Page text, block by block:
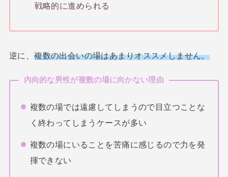
戦略的に進められる
逆に、複数の出会いの場はあまりオススメしません。
内向的な男性が複数の場に向かない理由
複数の場では遠慮してしまうので目立つことな
く終わってしまうケースが多い
複数の場にいることを苦痛に感じるので力を発
揮できない